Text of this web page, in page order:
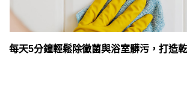
每天5分鐘輕鬆除黴菌與浴室髒污，打造